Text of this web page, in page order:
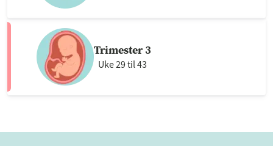
Trimester 3
Uke 29 til 43